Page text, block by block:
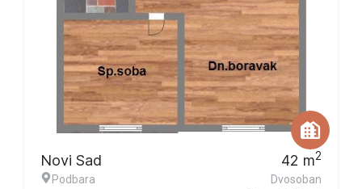
Novi Sad
Podbara
42 m2
Dvosoban